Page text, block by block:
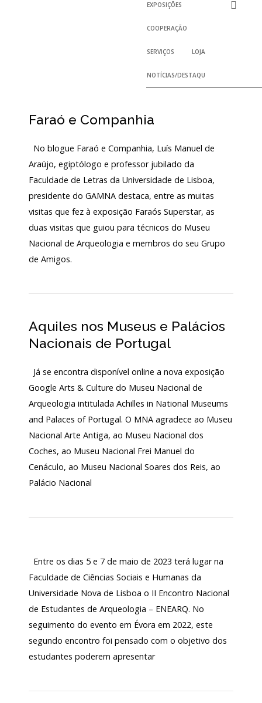
EXPOSIÇÕES
COOPERAÇÃO
SERVIÇOS LOJA
NOTÍCIAS/DESTAQUES
Faraó e Companhia
No blogue Faraó e Companhia, Luís Manuel de
Araújo, egiptólogo e professor jubilado da
Faculdade de Letras da Universidade de Lisboa,
presidente do GAMNA destaca, entre as muitas
visitas que fez à exposição Faraós Superstar, as
duas visitas que guiou para técnicos do Museu
Nacional de Arqueologia e membros do seu Grupo
de Amigos.
Aquiles nos Museus e Palácios
Nacionais de Portugal
Já se encontra disponível online a nova exposição
Google Arts & Culture do Museu Nacional de
Arqueologia intitulada Achilles in National Museums
and Palaces of Portugal. O MNA agradece ao Museu
Nacional Arte Antiga, ao Museu Nacional dos
Coches, ao Museu Nacional Frei Manuel do
Cenáculo, ao Museu Nacional Soares dos Reis, ao
Palácio Nacional
Entre os dias 5 e 7 de maio de 2023 terá lugar na
Faculdade de Ciências Sociais e Humanas da
Universidade Nova de Lisboa o II Encontro Nacional
de Estudantes de Arqueologia – ENEARQ. No
seguimento do evento em Évora em 2022, este
segundo encontro foi pensado com o objetivo dos
estudantes poderem apresentar